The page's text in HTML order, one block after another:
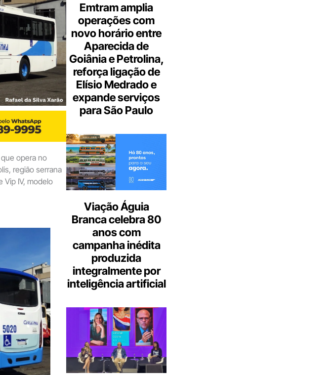
opera no
região serrana
Vip IV, modelo
Emtram amplia
operações com
novo horário entre
Aparecida de
Goiânia e Petrolina,
reforça ligação de
Elísio Medrado e
expande serviços
para São Paulo
Viação Águia
Branca celebra 80
anos com
campanha inédita
produzida
integralmente por
inteligência artificial